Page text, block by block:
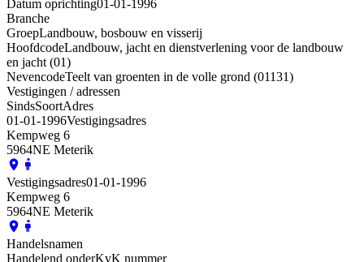
Datum oprichting01-01-1996
Branche
GroepLandbouw, bosbouw en visserij
HoofdcodeLandbouw, jacht en dienstverlening voor de landbouw
en jacht (01)
NevencodeTeelt van groenten in de volle grond (01131)
Vestigingen / adressen
SindsSoortAdres
01-01-1996Vestigingsadres
Kempweg 6
5964NE Meterik
Vestigingsadres01-01-1996
Kempweg 6
5964NE Meterik
Handelsnamen
Handelend onderKvK nummer